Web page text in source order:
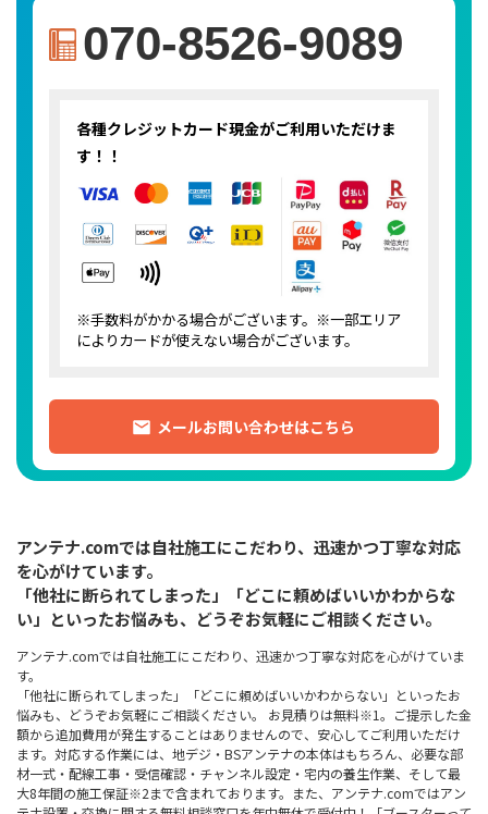
070-8526-9089
メールお問い合わせはこちら
各種クレジットカード現金がご利用いただけま
す！！
※手数料がかかる場合がございます。※一部エリア
によりカードが使えない場合がございます。
アンテナ.comでは自社施工にこだわり、迅速かつ丁寧な対応
を心がけています。
「他社に断られてしまった」「どこに頼めばいいかわからな
い」といったお悩みも、どうぞお気軽にご相談ください。
アンテナ.comでは自社施工にこだわり、迅速かつ丁寧な対応を心がけていま
す。
「他社に断られてしまった」「どこに頼めばいいかわからない」といったお
悩みも、どうぞお気軽にご相談ください。 お見積りは無料※1。ご提示した金
額から追加費用が発生することはありませんので、安心してご利用いただけ
ます。対応する作業には、地デジ・BSアンテナの本体はもちろん、必要な部
材一式・配線工事・受信確認・チャンネル設定・宅内の養生作業、そして最
大8年間の施工保証※2まで含まれております。また、アンテナ.comではアン